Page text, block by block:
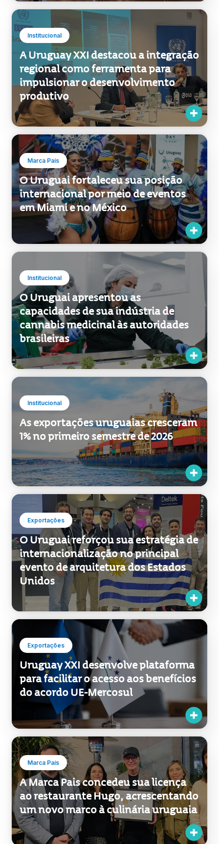
Institucional
A Uruguay XXI destacou a integração
regional como ferramenta para
impulsionar o desenvolvimento
produtivo
Marca País
O Uruguai fortaleceu sua posição
internacional por meio de eventos
em Miami e no México
Institucional
O Uruguai apresentou as
capacidades de sua indústria de
cannabis medicinal às autoridades
brasileiras
Institucional
As exportações uruguaias cresceram
1% no primeiro semestre de 2026
Exportações
O Uruguai reforçou sua estratégia de
internacionalização no principal
evento de arquitetura dos Estados
Unidos
Exportações
Uruguay XXI desenvolve plataforma
para facilitar o acesso aos benefícios
do acordo UE-Mercosul
Marca País
A Marca Pais concedeu sua licença
ao restaurante Hugo, acrescentando